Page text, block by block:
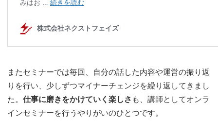
またセミナーでは毎回、自分の話した内容や運営の振り返
りを行い、少しずつマイナーチェンジを繰り返してきまし
た。 仕事に磨きをかけていく楽しさ も、講師としてオンラ
インセミナーを行うやりがいのひとつです。